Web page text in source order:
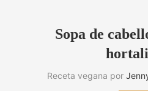
Sopa de
Receta vegana por